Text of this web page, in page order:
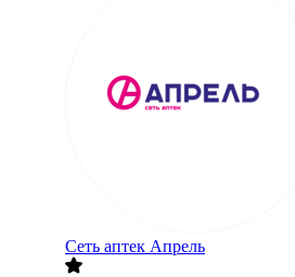
Сеть аптек Апрель